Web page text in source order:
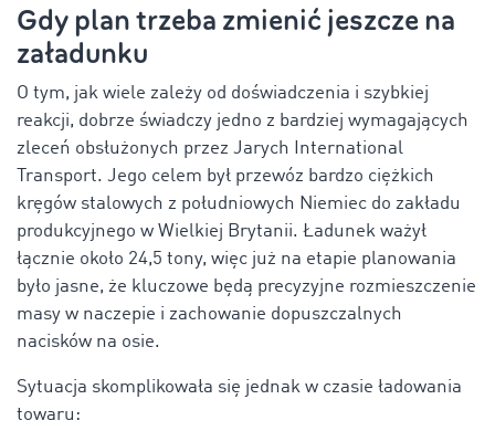
Gdy plan trzeba zmienić jeszcze na
załadunku
O tym, jak wiele zależy od doświadczenia i szybkiej
reakcji, dobrze świadczy jedno z bardziej wymagających
zleceń obsłużonych przez Jarych International
Transport. Jego celem był przewóz bardzo ciężkich
kręgów stalowych z południowych Niemiec do zakładu
produkcyjnego w Wielkiej Brytanii. Ładunek ważył
łącznie około 24,5 tony, więc już na etapie planowania
było jasne, że kluczowe będą precyzyjne rozmieszczenie
masy w naczepie i zachowanie dopuszczalnych
nacisków na osie.
Sytuacja skomplikowała się jednak w czasie ładowania
towaru: